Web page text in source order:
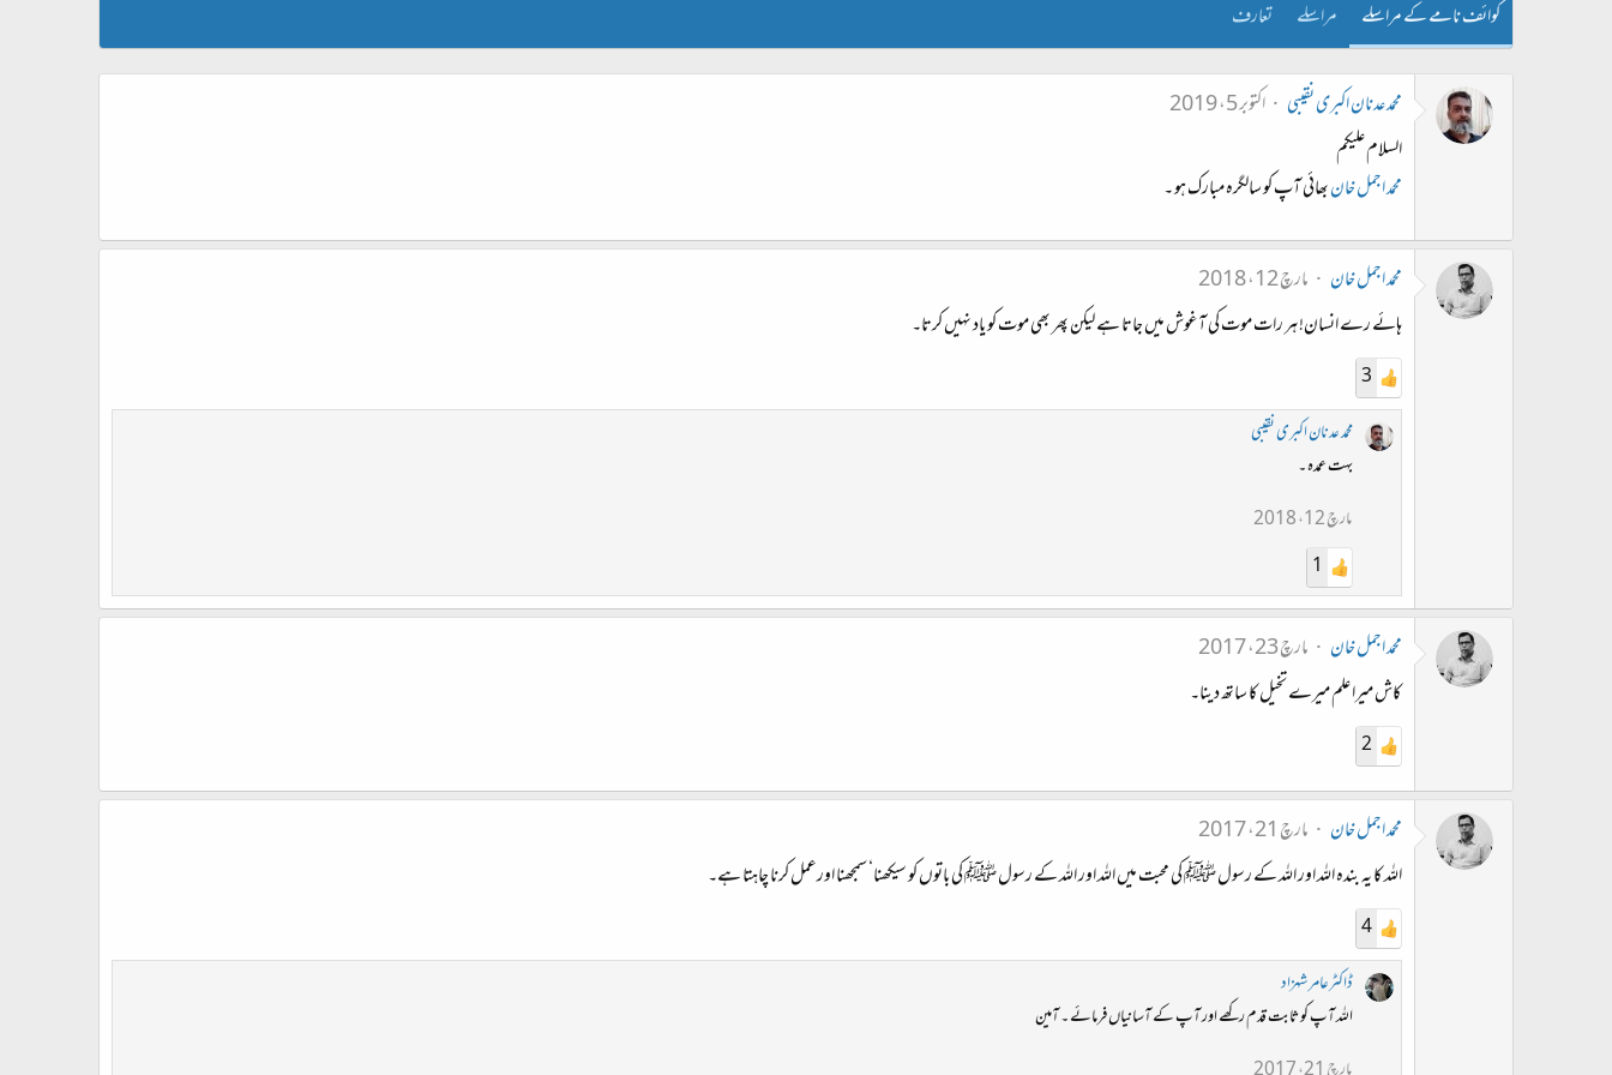
کوائف نامے کے مراسلے مراسلے تعارف
محمد عدنان اکبری نقیبی
اکتوبر 5، 2019
السلام علیکم
محمد اجمل خانبھائی آپ کو سالگرہ مبارک ہو ۔
محمد اجمل خان
مارچ 12، 2018
ہائے رے انسان! ہر رات موت کی آغوش میں جاتا ہے لیکن پھر بھی موت کو یاد نہیں کرتا۔
3
محمد عدنان اکبری نقیبی
بہت عمدہ ۔
مارچ 12، 2018
1
محمد اجمل خان
مارچ 23، 2017
کاش میرا علم میرے تخیل کا ساتھ دینا۔
2
محمد اجمل خان
مارچ 21، 2017
اللہ کا یہ بندہ اللہ اور اللہ کے رسول ﷺ کی محبت میں اللہ اور اللہ کے رسول ﷺ کی باتوں کو سیکھنا‘ سمجھنا اورعمل کرنا چاہتا ہے۔
4
ڈاکٹرعامر شہزاد
اللہ آپ کو ثابت قدم رکھے اور آپ کے آسانیاں فرمائے ۔ آمین